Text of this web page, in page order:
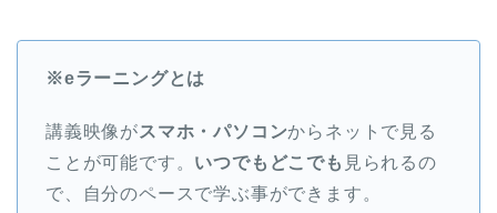
※eラーニングとは
講義映像がスマホ・パソコンからネットで見る
ことが可能です。 いつでもどこでも 見られるの
で、自分のペースで学ぶ事ができます。